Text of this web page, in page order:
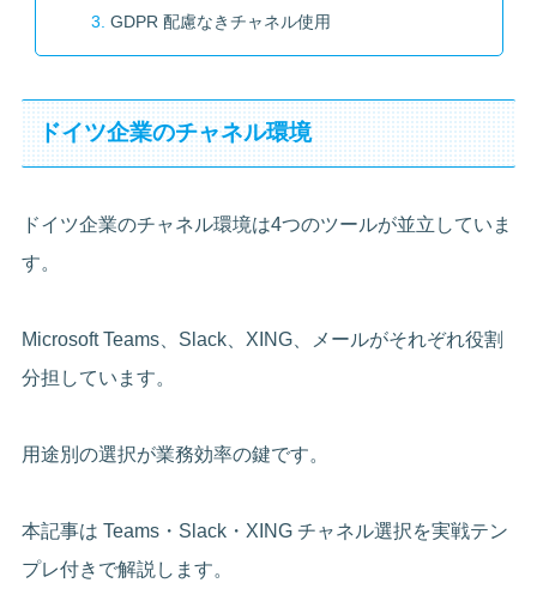
GDPR 配慮なきチャネル使用
ドイツ企業のチャネル環境
ドイツ企業のチャネル環境は4つのツールが並立していま
す。
Microsoft Teams、Slack、XING、メールがそれぞれ役割
分担しています。
用途別の選択が業務効率の鍵です。
本記事は Teams・Slack・XING チャネル選択を実戦テン
プレ付きで解説します。